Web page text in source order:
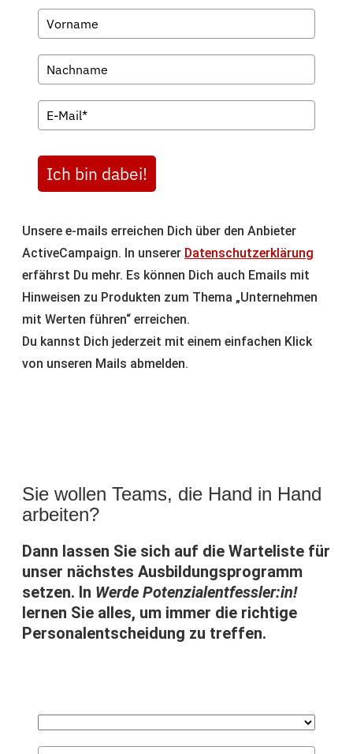
Ich bin dabei!
Unsere e-mails erreichen Dich über den Anbieter
ActiveCampaign. In unserer Datenschutzerklärung
erfährst Du mehr. Es können Dich auch Emails mit
Hinweisen zu Produkten zum Thema „Unternehmen
mit Werten führen“ erreichen.
Du kannst Dich jederzeit mit einem einfachen Klick
von unseren Mails abmelden.
Sie wollen Teams, die Hand in Hand
arbeiten?
Dann lassen Sie sich auf die Warteliste für
unser nächstes Ausbildungsprogramm
setzen. In Werde Potenzialentfessler:in!
lernen Sie alles, um immer die richtige
Personalentscheidung zu treffen.